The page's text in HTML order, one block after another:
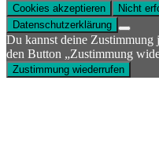
Cookies akzeptieren
Nicht
Datenschutzerklärung
Du kannst deine Zustimmung
den Button „Zustimmung
Zustimmung wiederrufen